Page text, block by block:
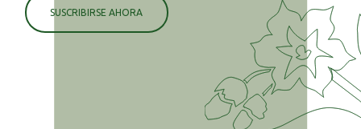
SUSCRIBIRSE AHORA